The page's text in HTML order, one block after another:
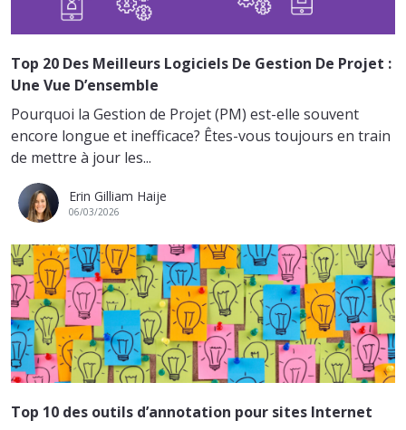
Top 20 Des Meilleurs Logiciels De Gestion De Projet :
Une Vue D’ensemble
Pourquoi la Gestion de Projet (PM) est-elle souvent
encore longue et inefficace? Êtes-vous toujours en train
de mettre à jour les...
Erin Gilliam Haije
06/03/2026
Top 10 des outils d’annotation pour sites Internet